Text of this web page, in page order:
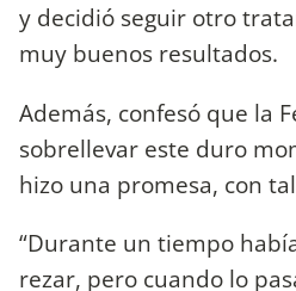
y decidió seguir otro
muy buenos resultados.
Además, confesó que la
sobrellevar este duro
hizo una promesa, con
“Durante un tiempo
rezar, pero cuando lo